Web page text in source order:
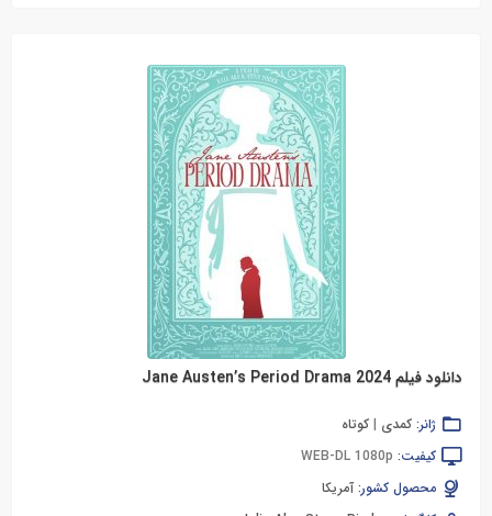
دانلود فیلم Jane Austen’s Period Drama 2024
ژانر: کمدی | کوتاه
کیفیت: WEB-DL 1080p
محصول کشور: آمریکا